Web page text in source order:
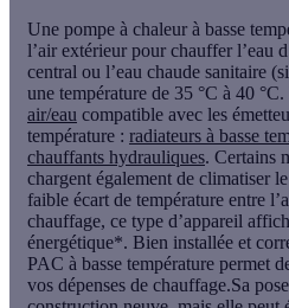
Une pompe à chaleur à basse
l’air extérieur pour chauffer l’eau
central ou l’eau chaude sanitaire
une température de 35 °C à 40
air/eau compatible avec les
température : radiateurs à basse
chauffants hydrauliques. Certains
chargent également de climatiser
faible écart de température entre
chauffage, ce type d’appareil
énergétique*. Bien installée et
PAC à basse température permet
vos dépenses de chauffage.Sa